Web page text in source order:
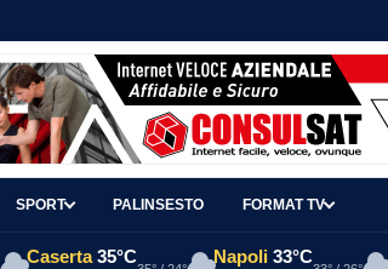
SPORT PALINSESTO FORMAT TV
Caserta 35°C Napoli 33°C